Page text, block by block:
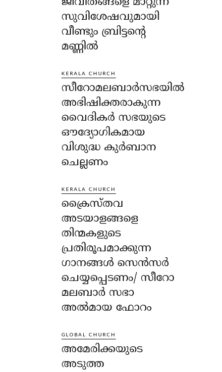
സുവിശേഷവുമായി
വീണ്ടും ബ്രിട്ടന്റെ
മണ്ണിൽ
KERALA CHURCH
സീറോമലബാർസഭയിൽ
അഭിഷിക്തരാകുന്ന
വൈദികർ സഭയുടെ
ഔദ്യോഗികമായ
വിശുദ്ധ കുർബാന
ചെല്ലണം
KERALA CHURCH
ക്രൈസ്തവ
അടയാളങ്ങളെ
തിന്മകളുടെ
പ്രതിരൂപമാക്കുന്ന
ഗാനങ്ങൾ സെൻസർ
ചെയ്യപ്പെടണം/ സീറോ
മലബാർ സഭാ
അൽമായ ഫോറം
GLOBAL CHURCH
അമേരിക്കയുടെ
അടുത്ത